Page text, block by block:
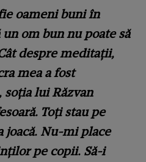
oameni buni în
om bun nu poate să
despre meditații,
mea a fost
soția lui Răzvan
Toți stau pe
joacă. Nu-mi place
pe copii. Să-i